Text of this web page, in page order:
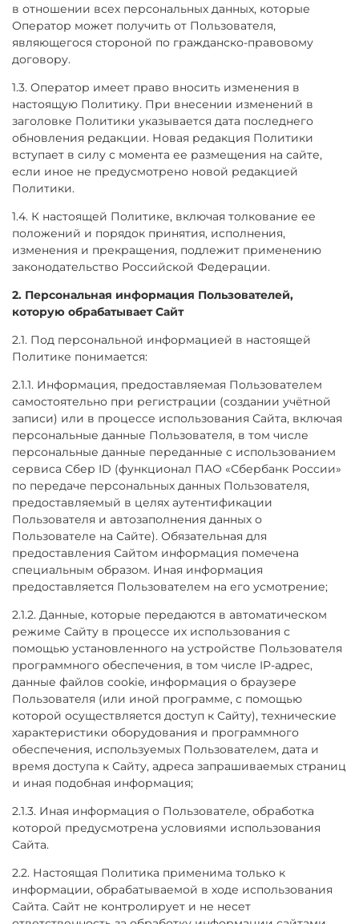
в отношении всех персональных данных, которые
Оператор может получить от Пользователя,
являющегося стороной по гражданско-правовому
договору.
1.3. Оператор имеет право вносить изменения в
настоящую Политику. При внесении изменений в
заголовке Политики указывается дата последнего
обновления редакции. Новая редакция Политики
вступает в силу с момента ее размещения на сайте,
если иное не предусмотрено новой редакцией
Политики.
1.4. К настоящей Политике, включая толкование ее
положений и порядок принятия, исполнения,
изменения и прекращения, подлежит применению
законодательство Российской Федерации.
2. Персональная информация Пользователей,
которую обрабатывает Сайт
2.1. Под персональной информацией в настоящей
Политике понимается:
2.1.1. Информация, предоставляемая Пользователем
самостоятельно при регистрации (создании учётной
записи) или в процессе использования Сайта, включая
персональные данные Пользователя, в том числе
персональные данные переданные с использованием
сервиса Сбер ID (функционал ПАО «Сбербанк России»
по передаче персональных данных Пользователя,
предоставляемый в целях аутентификации
Пользователя и автозаполнения данных о
Пользователе на Сайте). Обязательная для
предоставления Сайтом информация помечена
специальным образом. Иная информация
предоставляется Пользователем на его усмотрение;
2.1.2. Данные, которые передаются в автоматическом
режиме Сайту в процессе их использования с
помощью установленного на устройстве Пользователя
программного обеспечения, в том числе IP-адрес,
данные файлов cookie, информация о браузере
Пользователя (или иной программе, с помощью
которой осуществляется доступ к Сайту), технические
характеристики оборудования и программного
обеспечения, используемых Пользователем, дата и
время доступа к Сайту, адреса запрашиваемых страниц
и иная подобная информация;
2.1.3. Иная информация о Пользователе, обработка
которой предусмотрена условиями использования
Сайта.
2.2. Настоящая Политика применима только к
информации, обрабатываемой в ходе использования
Сайта. Сайт не контролирует и не несет